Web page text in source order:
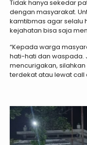
Tidak hanya sekedar
dengan masyarakat.
kamtibmas agar selalu
kejahatan bisa saja
“Kepada warga
hati-hati dan waspada.
mencurigakan,
terdekat atau lewat call